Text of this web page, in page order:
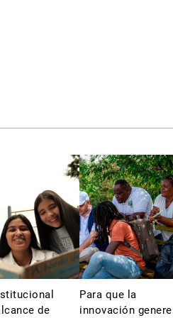
de
Para que la
innovación genere